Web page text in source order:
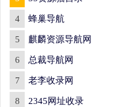
4 蜂巢导航
5 麒麟资源导航网
6 总裁导航网
7 老李收录网
8 2345网址收录